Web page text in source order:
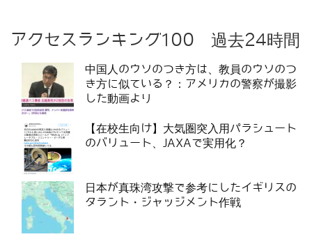
アクセスランキング100 過去24時間
中国人のウソのつき方は、教員のウソのつ
き方に似ている？：アメリカの警察が撮影
した動画より
【在校生向け】大気圏突入用パラシュート
のバリュート、JAXAで実用化？
日本が真珠湾攻撃で参考にしたイギリスの
タラント・ジャッジメント作戦